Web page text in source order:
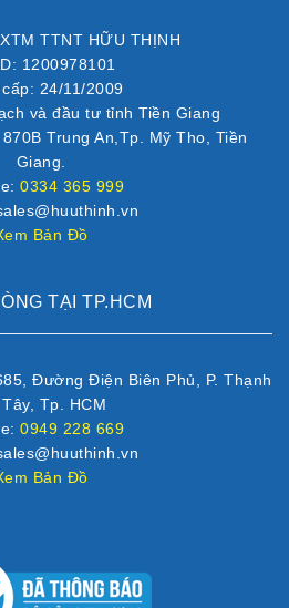
TTNT HỮU THỊNH
1200978101
cấp: 24/11/2009
và đầu tư tỉnh Tiền Giang
Trung An,Tp. Mỹ Tho, Tiền
Giang.
0334 365 999
Bản Đồ
TẠI TP.HCM
Đường Điện Biên Phủ, P. Thạnh
Tây, Tp. HCM
0949 228 669
Bản Đồ